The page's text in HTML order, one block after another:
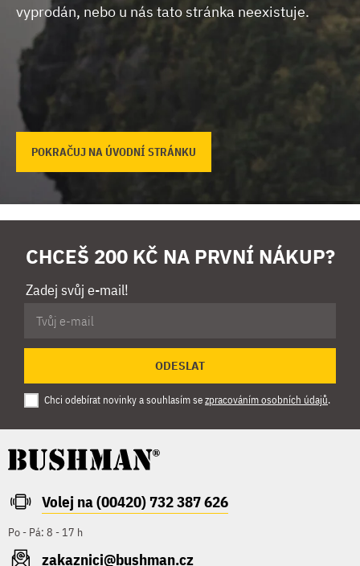
vyprodán, nebo u nás tato stránka neexistuje.
POKRAČUJ NA ÚVODNÍ STRÁNKU
CHCEŠ 200 KČ NA PRVNÍ NÁKUP?
Zadej svůj e-mail!
ODESLAT
Chci odebírat novinky a souhlasím sezpracováním osobních údajů.
Volej na (00420) 732 387 626
Po - Pá: 8 - 17 h
zakaznici@bushman.cz